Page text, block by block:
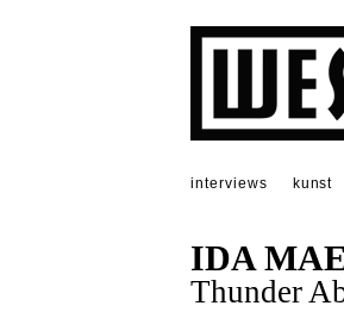
interviews kunst
IDA
Thunder